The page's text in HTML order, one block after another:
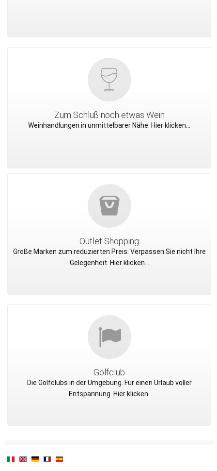
Zum Schluß noch etwas Wein
Weinhandlungen in unmittelbarer Nähe. Hier klicken...
Outlet Shopping
Große Marken zum reduzierten Preis. Verpassen Sie nicht Ihre
Gelegenheit. Hier klicken...
Golfclub
Die Golfclubs in der Umgebung. Für einen Urlaub voller
Entspannung. Hier klicken.